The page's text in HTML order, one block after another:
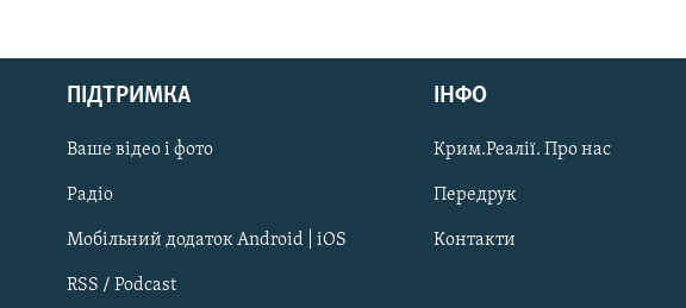
Русский
Qırımtatar
ДОЛУЧАЙСЯ!
ПІДТРИМКА
Ваше відео і фото
Радіо
Мобільний додаток Android | iOS
RSS / Podcast
ІНФО
Крим.Реалії. Про нас
Передрук
Контакти